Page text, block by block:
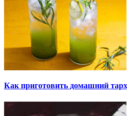
Как приготовить домашний